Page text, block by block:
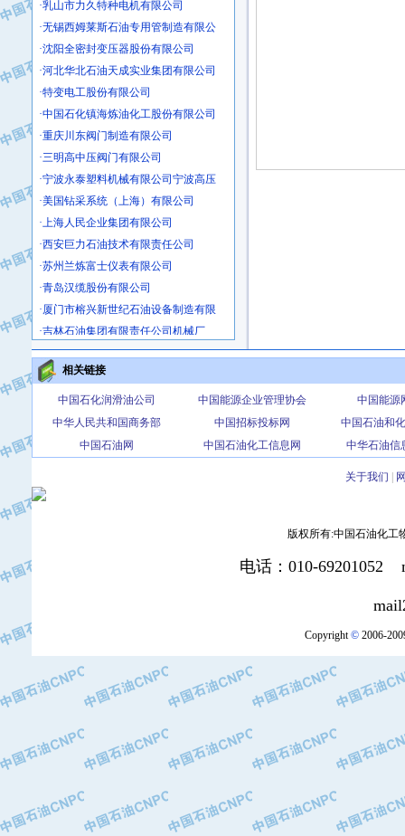
·无锡西姆莱斯石油专用管制造有限公
·沈阳全密封变压器股份有限公司
·河北华北石油天成实业集团有限公司
·特变电工股份有限公司
·中国石化镇海炼油化工股份有限公司
·重庆川东阀门制造有限公司
·三明高中压阀门有限公司
·宁波永泰塑料机械有限公司宁波高压
·美国钻采系统（上海）有限公司
·上海人民企业集团有限公司
·西安巨力石油技术有限责任公司
·苏州兰炼富士仪表有限公司
·青岛汉缆股份有限公司
·厦门市榕兴新世纪石油设备制造有限
·吉林石油集团有限责任公司机械厂
·大港油田集团中成机械制造有限公司
·承德司达石油装备开发公司
·大港油田集团中成机械制造有限公司
·四川明星电缆有限公司
·中国石油大庆石油化工总厂
·北京三盈联合石油技术有限公司
·北京长空工业有限公司
·河北保定天威集团特变电气有限公司
·中国石油抚顺石化公司
·中国石油辽阳石油化纤公司
·托肯恒山科技（广州）有限公司
·中国石油兰州石油化工公司
·大庆油田有限责任公司
·中国石油辽河油田分公司
相关链接
中国石化润滑油公司 中国能源企业管理协会
中国能源
中华人民共和国商务部
中国招标投标网
中国石油和
中国石油网
中国石油化工信息网 中华石油信
关于我们
版权所有:中国石油化工
电话：010-69201052
Copyright©2006-